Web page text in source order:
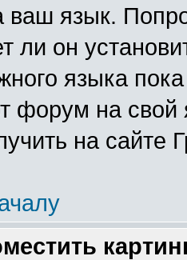
ваш язык.
ли он
языка
форум на
на сайте